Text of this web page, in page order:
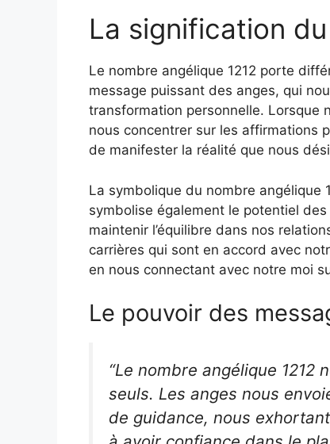
La signification
Le nombre angélique 1212 porte
message puissant des anges, qui
transformation personnelle. Lorsque
nous concentrer sur les affirmations
de manifester la réalité que nous
La symbolique du nombre angélique
symbolise également le potentiel
maintenir l’équilibre dans nos
carrières qui sont en accord avec
en nous connectant avec notre moi
Le pouvoir des
“Le nombre angélique 1212
seuls. Les anges nous
de guidance, nous